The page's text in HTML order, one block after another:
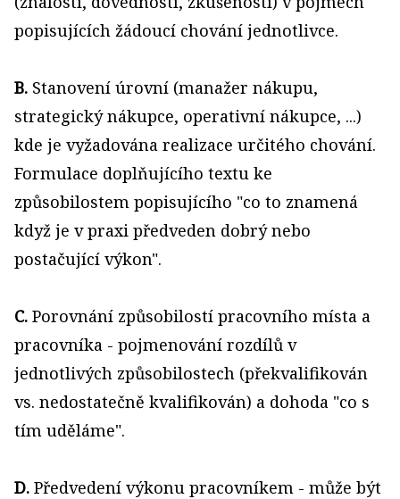
popisujících žádoucí chování jednotlivce.
B. Stanovení úrovní (manažer nákupu,
strategický nákupce, operativní nákupce, ...)
kde je vyžadována realizace určitého chování.
Formulace doplňujícího textu ke
způsobilostem popisujícího "co to znamená
když je v praxi předveden dobrý nebo
postačující výkon".
C. Porovnání způsobilostí pracovního místa a
pracovníka - pojmenování rozdílů v
jednotlivých způsobilostech (překvalifikován
vs. nedostatečně kvalifikován) a dohoda "co s
tím uděláme".
D. Předvedení výkonu pracovníkem - může být